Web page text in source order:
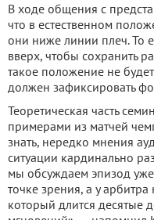
В ходе общения с
что в естественном
они ниже линии плеч. То
вверх, чтобы сохранить
такое положе­ние не
должен за­фиксировать
Теоретическая часть
примерами из матчей
знать, нередко мнения
си­туации кардинально
мы обсужда­ем эпизод
точке зрения, а у
который длится десятые